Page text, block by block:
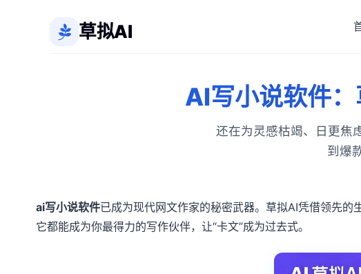
草拟AI
AI写小说软件
还在为灵感枯竭、日更焦
到爆
ai写小说软件已成为现代网文作家的秘密武器。草拟AI凭借领先的
它都能成为你最得力的写作伙伴，让“卡文”成为过去式。